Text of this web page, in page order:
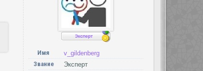
Имя
v_gildenberg
Звание
Эксперт